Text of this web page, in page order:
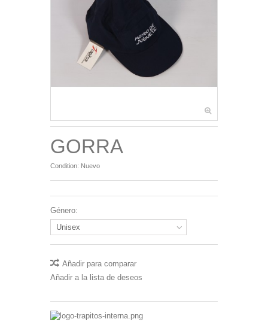
GORRA
Condition: Nuevo
Género:
Unisex
Añadir para comparar
Añadir a la lista de deseos